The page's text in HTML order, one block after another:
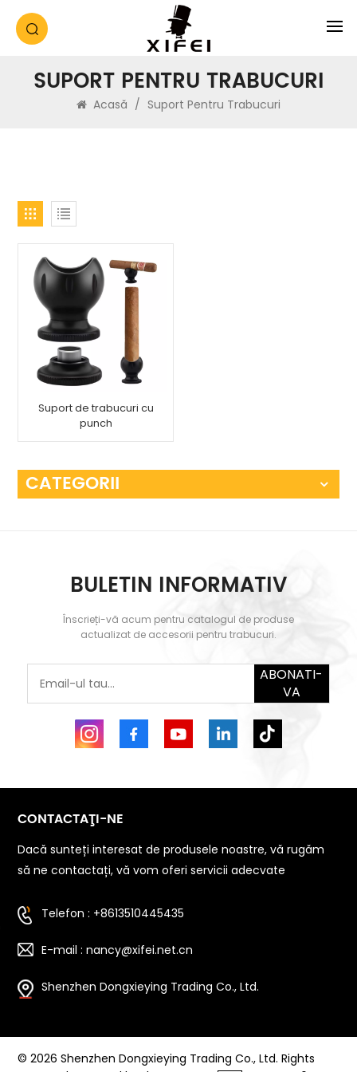
SUPORT PENTRU TRABUCURI
Acasă / Suport Pentru Trabucuri
Suport de trabucuri cu
punch
CATEGORII
BULETIN INFORMATIV
Înscrieți-vă acum pentru catalogul de produse
actualizat de accesorii pentru trabucuri.
ABONATI-
VA
CONTACTAŢI-NE
Dacă sunteți interesat de produsele noastre, vă rugăm
să ne contactați, vă vom oferi servicii adecvate
Telefon : +8613510445435
E-mail : nancy@xifei.net.cn
Shenzhen Dongxieying Trading Co., Ltd.
© 2026 Shenzhen Dongxieying Trading Co., Ltd. Rights